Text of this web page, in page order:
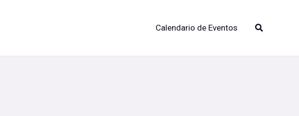
Calendario de Eventos Buscar